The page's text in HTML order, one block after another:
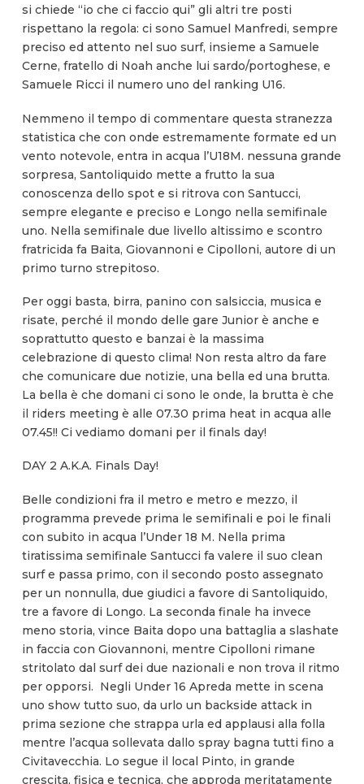
si chiede “io che ci faccio qui” gli altri tre posti
rispettano la regola: ci sono Samuel Manfredi, sempre
preciso ed attento nel suo surf, insieme a Samuele
Cerne, fratello di Noah anche lui sardo/portoghese, e
Samuele Ricci il numero uno del ranking U16.
Nemmeno il tempo di commentare questa stranezza
statistica che con onde estremamente formate ed un
vento notevole, entra in acqua l’U18M. nessuna grande
sorpresa, Santoliquido mette a frutto la sua
conoscenza dello spot e si ritrova con Santucci,
sempre elegante e preciso e Longo nella semifinale
uno. Nella semifinale due livello altissimo e scontro
fratricida fa Baita, Giovannoni e Cipolloni, autore di un
primo turno strepitoso.
Per oggi basta, birra, panino con salsiccia, musica e
risate, perché il mondo delle gare Junior è anche e
soprattutto questo e banzai è la massima
celebrazione di questo clima! Non resta altro da fare
che comunicare due notizie, una bella ed una brutta.
La bella è che domani ci sono le onde, la brutta è che
il riders meeting è alle 07.30 prima heat in acqua alle
07.45!! Ci vediamo domani per il finals day!
DAY 2 A.K.A. Finals Day!
Belle condizioni fra il metro e metro e mezzo, il
programma prevede prima le semifinali e poi le finali
con subito in acqua l’Under 18 M. Nella prima
tiratissima semifinale Santucci fa valere il suo clean
surf e passa primo, con il secondo posto assegnato
per un nonnulla, due giudici a favore di Santoliquido,
tre a favore di Longo. La seconda finale ha invece
meno storia, vince Baita dopo una battaglia a slashate
in faccia con Giovannoni, mentre Cipolloni rimane
stritolato dal surf dei due nazionali e non trova il ritmo
per opporsi. Negli Under 16 Apreda mette in scena
uno show tutto suo, da urlo un backside attack in
prima sezione che strappa urla ed applausi alla folla
mentre l’acqua sollevata dallo spray bagna tutti fino a
Civitavecchia. Lo segue il local Pinto, in grande
crescita, fisica e tecnica, che approda meritatamente